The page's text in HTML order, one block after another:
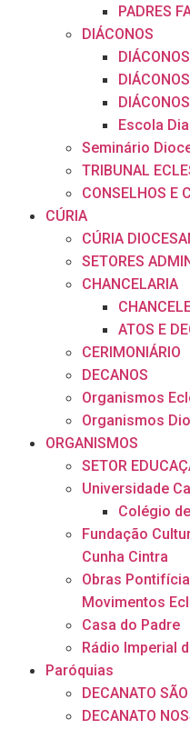
PADRES
DIÁCONOS
Escola
Seminário
TRIBUNAL
CONSELHOS E
CÚRIA
CÚRIA
SETORES
CHANCELARIA
ATOS E
CERIMONIÁRIO
DECANOS
Organismos
Organismos
ORGANISMOS
SETOR
Universidade
Colégio
Fundação
Cunha Cintra
Obras
Movimentos
Casa do Padre
Rádio Imperial
Paróquias
DECANATO
DECANATO